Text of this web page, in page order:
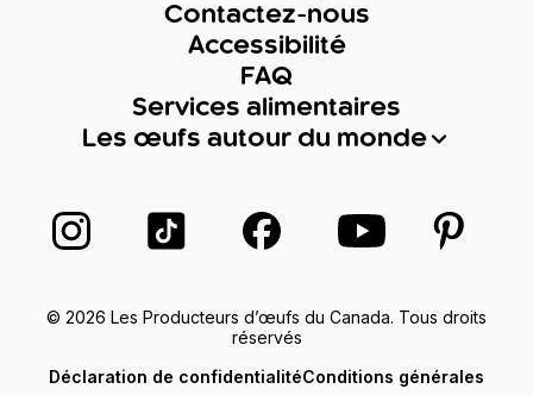
Contactez-nous
Accessibilité
FAQ
Services alimentaires
Les œufs autour du monde
Suivez-nous sur Instagram
Suivez-nous sur TikTok
Suivez-nous sur Facebook
Suivez-nous sur
© 2026 Les Producteurs d’œufs du Canada. Tous droits
réservés
Déclaration de confidentialitéConditions générales